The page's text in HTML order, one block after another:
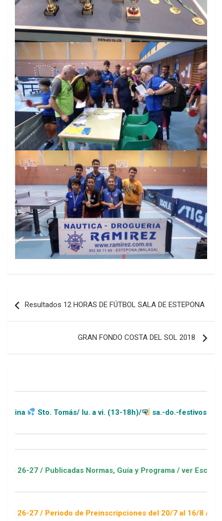
de
Resultados 12 HORAS DE FÚTBOL SALA DE ESTEPONA
GRAN FONDO COSTA DEL SOL 2018
lu. a vi. (13-18h)/ sa.-do.-festivos (11-20h)
Normas, Guía y Programa / ver Escuelas Deportivas
de Preinscripciones del 20/7 al 16/8 / Sorteo 1 de